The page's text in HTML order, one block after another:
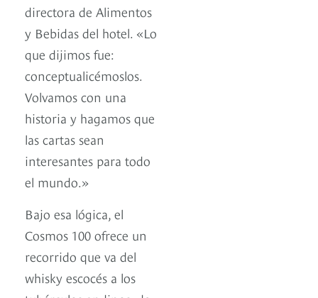
directora de Alimentos
y Bebidas del hotel. «Lo
que dijimos fue:
conceptualicémoslos.
Volvamos con una
historia y hagamos que
las cartas sean
interesantes para todo
el mundo.»
Bajo esa lógica, el
Cosmos 100 ofrece un
recorrido que va del
whisky escocés a los